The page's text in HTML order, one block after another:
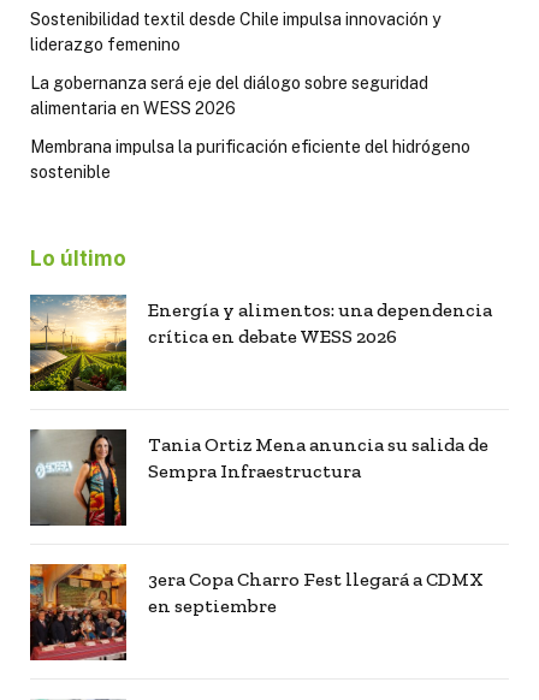
Sostenibilidad textil desde Chile impulsa innovación y
liderazgo femenino
La gobernanza será eje del diálogo sobre seguridad
alimentaria en WESS 2026
Membrana impulsa la purificación eficiente del hidrógeno
sostenible
Lo último
Energía y alimentos: una dependencia
crítica en debate WESS 2026
Tania Ortiz Mena anuncia su salida de
Sempra Infraestructura
3era Copa Charro Fest llegará a CDMX
en septiembre